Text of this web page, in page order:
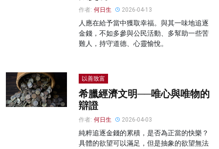
作者: 何日生 2026-04-13
人應在給予當中獲取幸福。與其一味地追逐
金錢，不如多參與公民活動、多幫助一些苦
難人，持守道德、心靈愉悅。
以善致富
希臘經濟文明──唯心與唯物的
辯證
作者: 何日生 2026-04-03
純粹追逐金錢的累積，是否為正當的快樂？
具體的欲望可以滿足，但是抽象的欲望無法